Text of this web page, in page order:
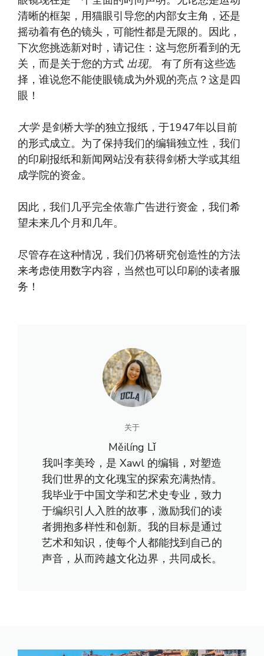
清晰的框架，用猫眼引导您的内部女主角，还是
摇动着有色的镜头，可能性都是无限的。因此，
下次您挑选新对时，请记住：这与您所看到的无
关，而是关于您的方式 出现。 有了所有这些选
择，谁说您不能使眼镜成为外观的亮点？这是四
眼！
大学是剑桥大学的独立报纸，于1947年以目前
的形式成立。为了保持我们的编辑独立性，我们
的印刷报纸和新闻网站没有获得剑桥大学或其组
成学院的资金。
因此，我们几乎完全依靠广告进行资金，我们希
望未来几个月和几年。
尽管存在这种情况，我们仍将研究创造性的方法
来考虑使用数字内容，当然也可以印刷的读者服
务！
关于
Měilíng Lǐ
我叫李美玲，是 Xawl 的编辑，对塑造
我们世界的文化瑰宝的探索充满热情。
我毕业于中国文学和艺术史专业，致力
于编织引人入胜的故事，激励我们的读
者拥抱多样性和创新。我的目标是通过
艺术和知识，使每个人都能找到自己的
声音，从而跨越文化边界，共同成长。